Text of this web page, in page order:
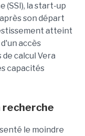
(SSI), la start-up
son départ
atteint
accès
calcul Vera
capacités
recherche
le moindre